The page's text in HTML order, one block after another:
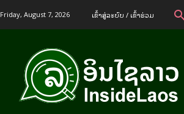
Friday, August 7, 2026 ເຂົ້າ​ສູ່​ລະ​ບົບ / ເຂົ້າ​ຮ່ວມ